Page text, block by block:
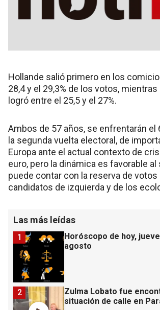
Hollande salió primero en los
28,4 y el 29,3% de los votos,
logró entre el 25,5 y el 27%.
Ambos de 57 años, se enfrentarán el
la segunda vuelta electoral, de
Europa ante el actual contexto de
euro, pero la dinámica es favorable al
puede contar con la reserva de
candidatos de izquierda y de los
Las más leídas
Horóscopo de hoy,
agosto
1
Zulma Lobato fue
situación de calle en
2